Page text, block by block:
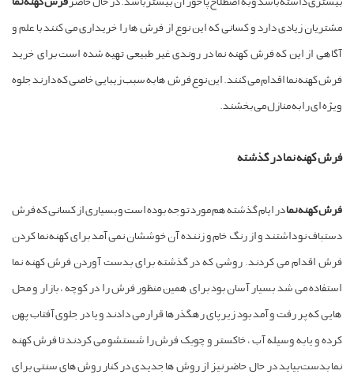
بیشتری داشته باشد و به اصطلاح پاخور آن بیشتر باشد. در حال حاضر فرش کهنه نما
مشتریان زیادی دارد و کسانی که این نوع از فرش ها را خریداری می کنند با علم و
آگاهی از این که فرش کهنه نما در روندی غیر طبیعی تهیه شده است برای خرید
فرش کهنه نما اقدام می کنند. این نوع فرش ها به سبب زیبایی خاصی که دارند جلوه
ویژه ای را به منازل می بخشند.
فرش کهنه نما در گذشته
فرش کهنه نمادر ایام گذشته هم مورد توجه بوده است و بسیاری از کسانی که فرش
دستباف نو داشتند و از رنگ خام و زننده آن خوششان نمی آمد برای کهنه نما کردن
فرش اقدام می کردند. روشی که در گذشته برای بدست آوردن فرش کهنه نما
استفاده می شد بسیار آسان بود برای همین منظور فرش را در کوچه ، بازار و محل
هایی که پر رفت و آمد بود زیر پای رهگذرها قرار می دادند و یا در جلوی آفتاب پهن
کرده و یا به وسیله آب ، خاکستر و چوبک فرش را شستشو می کردند تا فرش کهنه
نما بدست بیاید در حال حاضر نیز از روش ها جدیدی در کنار روش های سنتی برای